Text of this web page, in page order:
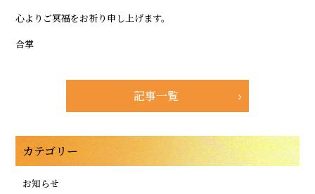
心よりご冥福をお祈り申し上げます。
合掌
記事一覧
カテゴリー
お知らせ